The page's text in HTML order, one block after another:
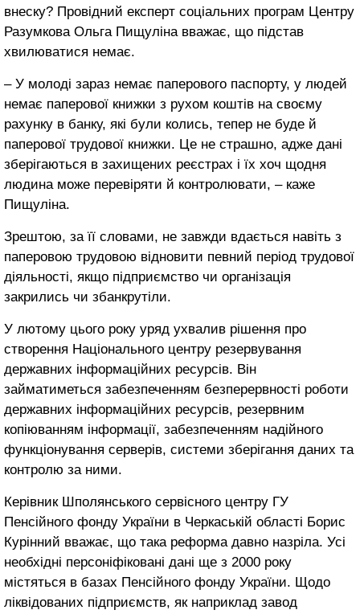
внеску? Провідний експерт соціальних програм Центру
Разумкова Ольга Пищуліна вважає, що підстав
хвилюватися немає.
– У молоді зараз немає паперового паспорту, у людей
немає паперової книжки з рухом коштів на своєму
рахунку в банку, які були колись, тепер не буде й
паперової трудової книжки. Це не страшно, адже дані
зберігаються в захищених реєстрах і їх хоч щодня
людина може перевіряти й контролювати, – каже
Пищуліна.
Зрештою, за її словами, не завжди вдається навіть з
паперовою трудовою відновити певний період трудової
діяльності, якщо підприємство чи організація
закрились чи збанкрутіли.
У лютому цього року уряд ухвалив рішення про
створення Національного центру резервування
державних інформаційних ресурсів. Він
займатиметься забезпеченням безперервності роботи
державних інформаційних ресурсів, резервним
копіюванням інформації, забезпеченням надійного
функціонування серверів, системи зберігання даних та
контролю за ними.
Керівник Шполянського сервісного центру ГУ
Пенсійного фонду України в Черкаській області Борис
Курінний вважає, що така реформа давно назріла. Усі
необхідні персоніфіковані дані ще з 2000 року
містяться в базах Пенсійного фонду України. Щодо
ліквідованих підприємств, як наприклад завод